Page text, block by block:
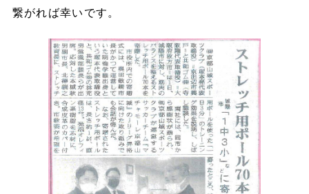
繋がれば幸いです。